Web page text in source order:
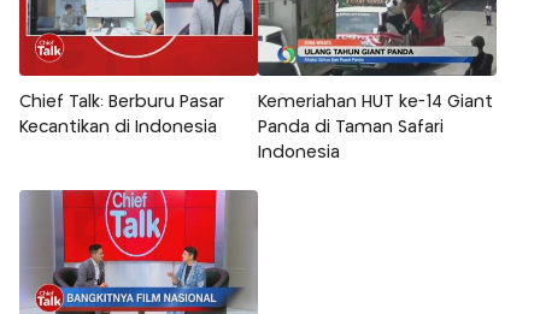
Chief Talk: Berburu Pasar
Kecantikan di Indonesia
Kemeriahan HUT ke-14 Giant
Panda di Taman Safari
Indonesia